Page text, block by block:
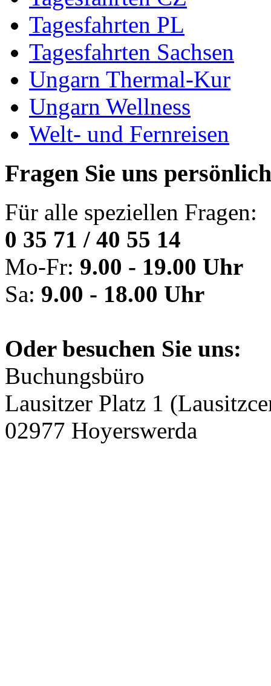
Tagesfahrten PL
Tagesfahrten Sachsen
Ungarn Thermal-Kur
Ungarn Wellness
Welt- und Fernreisen
Fragen Sie uns persönlich
Für alle speziellen Fragen:
0 35 71 / 40 55 14
Mo-Fr: 9.00 - 19.00 Uhr
Sa: 9.00 - 18.00 Uhr
Oder besuchen Sie uns:
Buchungsbüro
Lausitzer Platz 1
02977 Hoyerswerda